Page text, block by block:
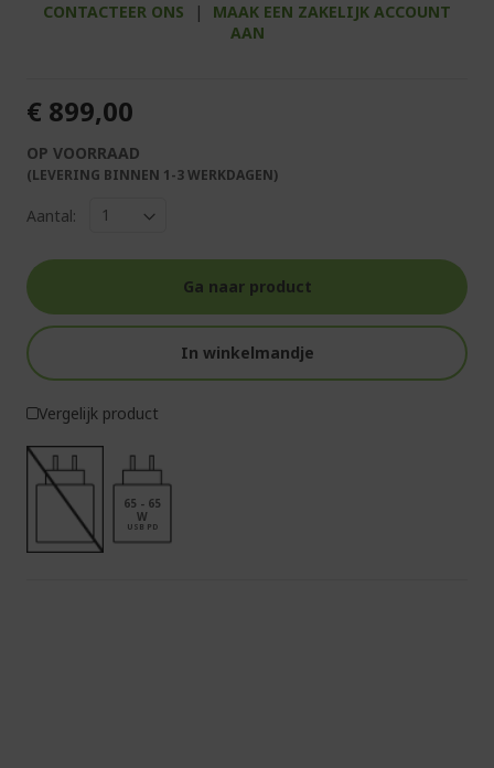
CONTACTEER ONS |
MAAK EEN ZAKELIJK ACCOUNT
AAN
€ 899,00
OP VOORRAAD
(LEVERING BINNEN 1-3 WERKDAGEN)
Aantal:
Ga naar product
In winkelmandje
Vergelijk product
65 - 65
W
USB PD